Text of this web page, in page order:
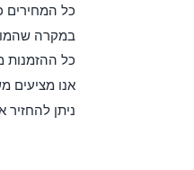
כל המחירים
במקרה שהמוצר נשלח
כל ההזמנות מעובדות תוך 2 עד 7
אנו מציעים
ניתן להחזיר את המוצר עד 30 יום מתאריך קבלת